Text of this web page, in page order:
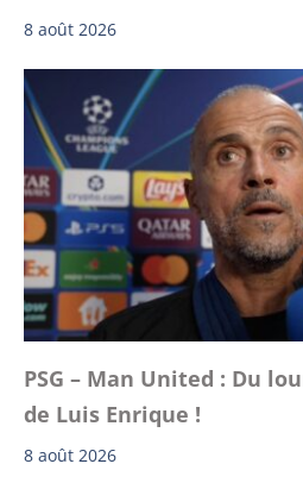
8 août 2026
PSG – Man United : Du
de Luis Enrique !
8 août 2026